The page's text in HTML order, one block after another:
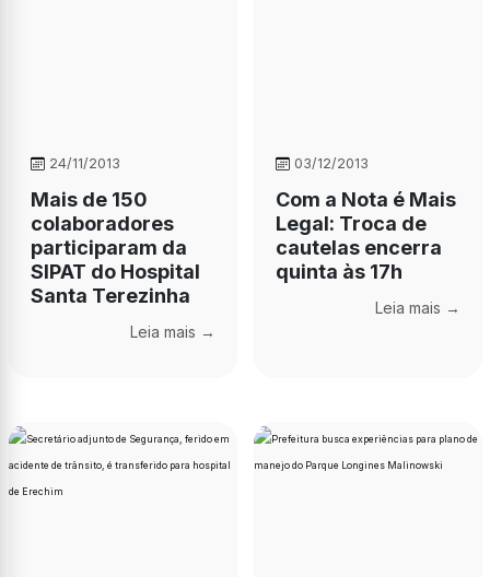
24/11/2013
Mais de 150
colaboradores
participaram da
SIPAT do Hospital
Santa Terezinha
Leia mais →
03/12/2013
Com a Nota é Mais
Legal: Troca de
cautelas encerra
quinta às 17h
Leia mais →